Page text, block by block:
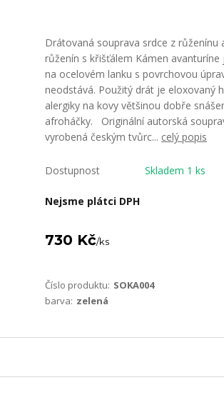
Drátovaná souprava srdce z růženínu
růženín s křišťálem Kámen avanturíne
na ocelovém lanku s povrchovou
neodstává. Použitý drát je eloxovaný
alergiky na kovy většinou dobře
afroháčky. Originální autorská
vyrobená českým tvůrc... celý popis
Dostupnost Skladem 1 ks
Nejsme plátci DPH
730 Kč/ks
Číslo produktu: SOKA004
barva: zelená